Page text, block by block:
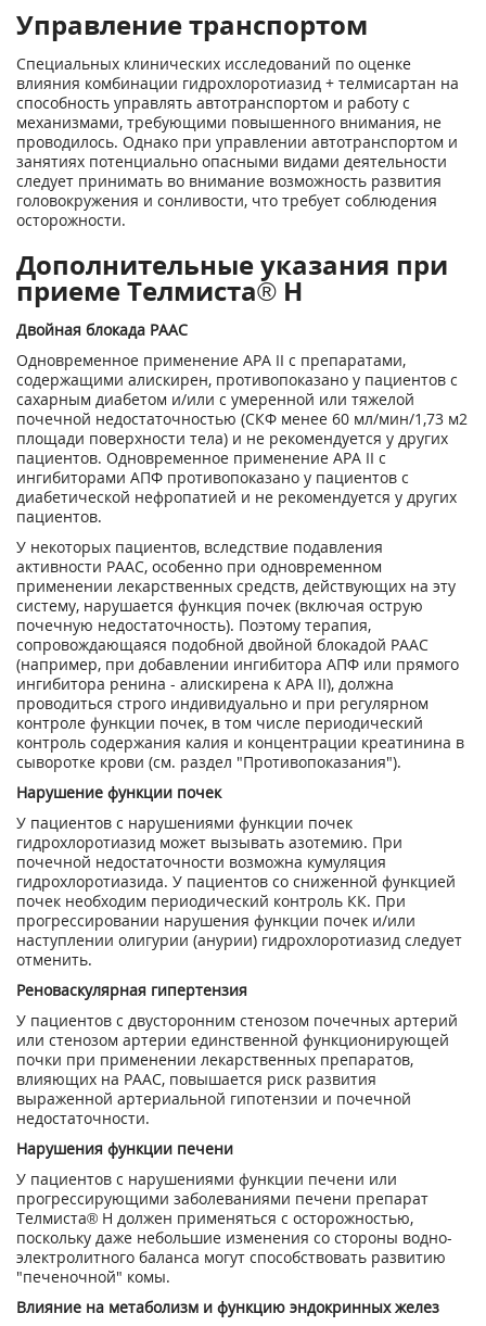
Управление транспортом
Специальных клинических исследований по оценке
влияния комбинации гидрохлоротиазид + телмисартан на
способность управлять автотранспортом и работу с
механизмами, требующими повышенного внимания, не
проводилось. Однако при управлении автотранспортом и
занятиях потенциально опасными видами деятельности
следует принимать во внимание возможность развития
головокружения и сонливости, что требует соблюдения
осторожности.
Дополнительные указания при
приеме Телмиста® Н
Двойная блокада РААС
Одновременное применение АРА II с препаратами,
содержащими алискирен, противопоказано у пациентов с
сахарным диабетом и/или с умеренной или тяжелой
почечной недостаточностью (СКФ менее 60 мл/мин/1,73 м2
площади поверхности тела) и не рекомендуется у других
пациентов. Одновременное применение АРА II с
ингибиторами АПФ противопоказано у пациентов с
диабетической нефропатией и не рекомендуется у других
пациентов.
У некоторых пациентов, вследствие подавления
активности РААС, особенно при одновременном
применении лекарственных средств, действующих на эту
систему, нарушается функция почек (включая острую
почечную недостаточность). Поэтому терапия,
сопровождающаяся подобной двойной блокадой РААС
(например, при добавлении ингибитора АПФ или прямого
ингибитора ренина - алискирена к АРА II), должна
проводиться строго индивидуально и при регулярном
контроле функции почек, в том числе периодический
контроль содержания калия и концентрации креатинина в
сыворотке крови (см. раздел "Противопоказания").
Нарушение функции почек
У пациентов с нарушениями функции почек
гидрохлоротиазид может вызывать азотемию. При
почечной недостаточности возможна кумуляция
гидрохлоротиазида. У пациентов со сниженной функцией
почек необходим периодический контроль КК. При
прогрессировании нарушения функции почек и/или
наступлении олигурии (анурии) гидрохлоротиазид следует
отменить.
Реноваскулярная гипертензия
У пациентов с двусторонним стенозом почечных артерий
или стенозом артерии единственной функционирующей
почки при применении лекарственных препаратов,
влияющих на РААС, повышается риск развития
выраженной артериальной гипотензии и почечной
недостаточности.
Нарушения функции печени
У пациентов с нарушениями функции печени или
прогрессирующими заболеваниями печени препарат
Телмиста® Н должен применяться с осторожностью,
поскольку даже небольшие изменения со стороны водно-
электролитного баланса могут способствовать развитию
"печеночной" комы.
Влияние на метаболизм и функцию эндокринных желез